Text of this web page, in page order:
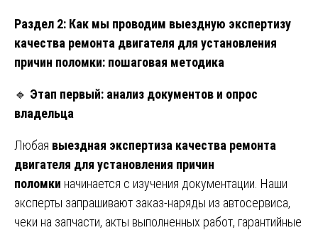
Раздел 2: Как мы проводим выездную экспертизу
качества ремонта двигателя для установления
причин поломки: пошаговая методика
🔹 Этап первый: анализ документов и опрос
владельца
Любая выездная экспертиза качества ремонта
двигателя для установления причин
поломки начинается с изучения документации. Наши
эксперты запрашивают заказ-наряды из автосервиса,
чеки на запчасти, акты выполненных работ, гарантийные